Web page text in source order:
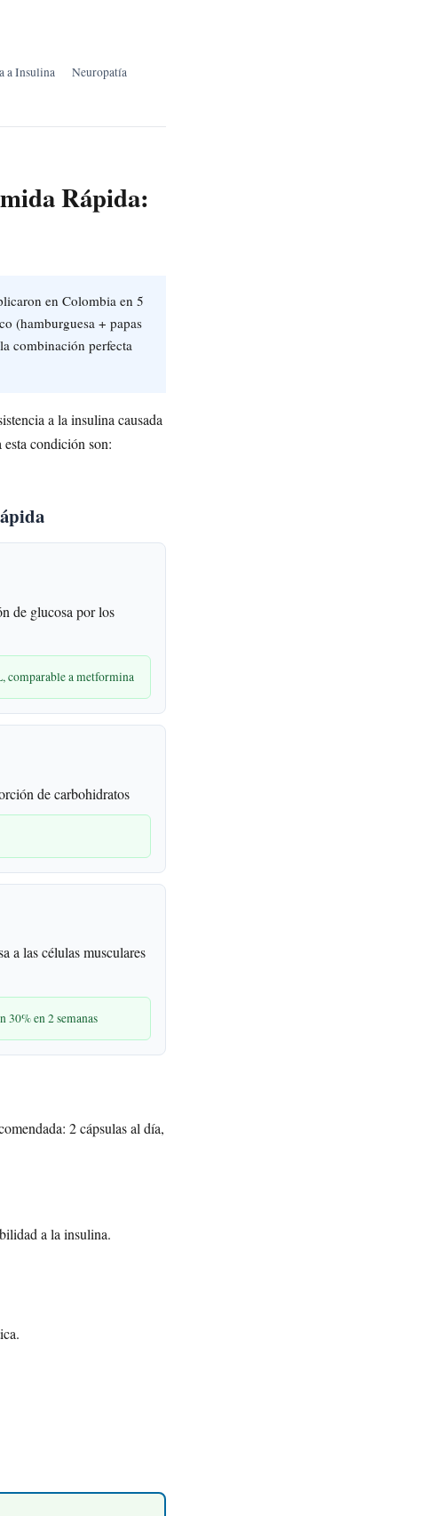
a Insulina
Neuropatía
Rápida:
en Colombia en 5
(hamburguesa + papas
combinación perfecta
a la insulina causada
condición son:
de glucosa por los
comparable a metformina
de carbohidratos
a las células musculares
en 2 semanas
2 cápsulas al día,
a la insulina.